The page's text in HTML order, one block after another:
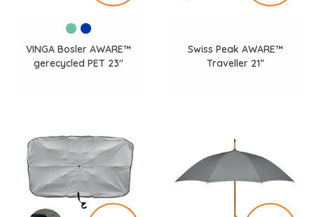
VINGA Bosler AWARE™
gerecycled PET 23"
Swiss Peak AWARE™
Traveller 21”